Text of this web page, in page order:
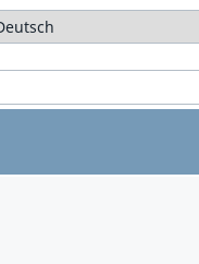
ZUM